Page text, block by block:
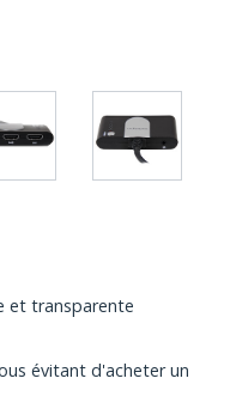
et transparente
évitant d'acheter un